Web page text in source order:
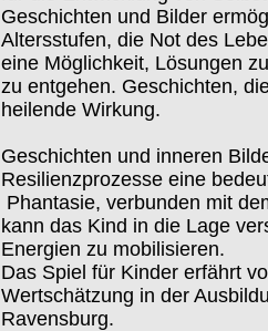
Geschichten und Bilder
Altersstufen, die Not des
eine Möglichkeit, Lösungen
zu entgehen. Geschichten,
heilende Wirkung.
Geschichten und inneren
Resilienzprozesse eine
Phantasie, verbunden mit
kann das Kind in die Lage
Energien zu mobilisieren.
Das Spiel für Kinder erfährt
Wertschätzung in der
Ravensburg.